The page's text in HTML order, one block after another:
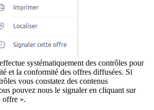
systématiquement des contrôles pour
et la conformité des offres diffusées. Si
vous constatez des contenus
pouvez nous le signaler en cliquant sur
offre ».